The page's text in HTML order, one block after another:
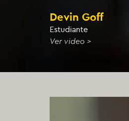
Devin Goff
Estudiante
Ver video >